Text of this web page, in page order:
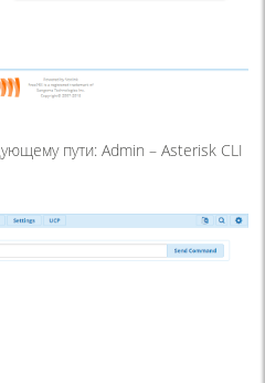
пути: Admin – Asterisk СLI